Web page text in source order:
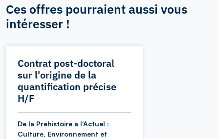
Ces offres pourraient aussi vous
intéresser !
Contrat post-doctoral
sur l'origine de la
quantification précise
H/F
De la Préhistoire à l'Actuel :
Culture, Environnement et